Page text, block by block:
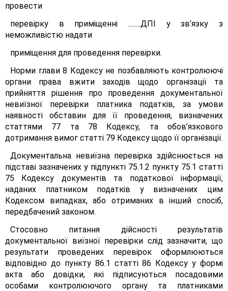
провести
перевірку в приміщенні ........ДПІ у зв’язку з
неможливістю надати
приміщення для проведення перевірки.
Норми глави 8 Кодексу не позбавляють контролюючі
органи права вжити заходів щодо організації та
прийняття рішення про проведення документальної
невиїзної перевірки платника податків, за умови
наявності обставин для її проведення, визначених
статтями 77 та 78 Кодексу, та обов’язкового
дотримання вимог статті 79 Кодексу щодо її організації.
Документальна невиїзна перевірка здійснюється на
підставі зазначених у підпункті 75.1.2 пункту 75.1 статті
75 Кодексу документів та податкової інформації,
наданих платником податків у визначених цим
Кодексом випадках, або отриманих в інший спосіб,
передбачений законом.
Стосовно питання дійсності результатів
документальної виїзної перевірки слід зазначити, що
результати проведених перевірок оформлюються
відповідно до пункту 86.1 статті 86 Кодексу у формі
акта або довідки, які підписуються посадовими
особами контролюючого органу та платниками